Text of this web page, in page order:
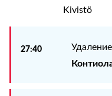
Kivistö
27:40